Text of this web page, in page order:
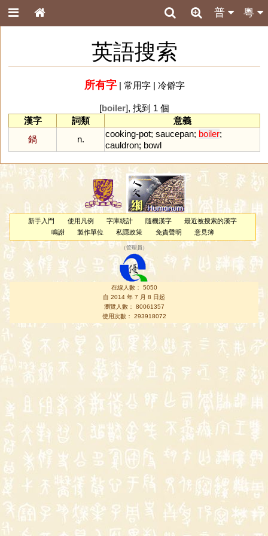
粵
普
英語搜索
所有字| 常用字| 冷僻字
[boiler], 找到 1 個
漢字
詞類
意義
鍋
n.
cooking-pot; saucepan; boiler;
cauldron; bowl
新手入門 使用凡例 字庫統計 隨機漢字
最近被搜索的漢字
鳴謝
製作單位 私隱政策 免責聲明 意見簿
（管理員 ）
在線人數： 5050
自 2014 年 7 月 8 日起
瀏覽人數： 80061357
使用次數： 293918072